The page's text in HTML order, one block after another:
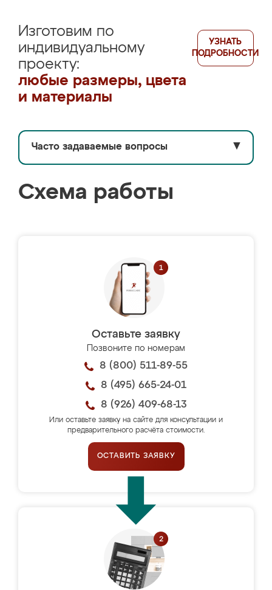
Изготовим по
индивидуальному
проекту:
любые размеры, цвета
и материалы
УЗНАТЬ
ПОДРОБНОСТИ
Часто задаваемые вопросы ▼
Схема работы
Оставьте заявку
Позвоните по номерам
8 (800) 511-89-55
8 (495) 665-24-01
8 (926) 409-68-13
Или оставьте заявку на сайте для консультации и
предварительного расчёта стоимости.
ОСТАВИТЬ ЗАЯВКУ